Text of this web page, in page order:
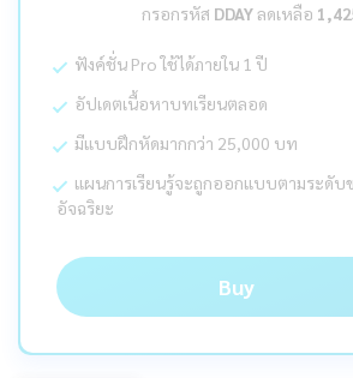
กรอกรหัส DDAYลดเหลือ
ฟังค์ชั่น Pro ใช้ได้ภายใน 1 ปี
อัปเดตเนื้อหาบทเรียนตลอด
มีแบบฝึกหัดมากกว่า 25,000 บท
แผนการเรียนรู้จะถูกออกแบบตามระดับ
อัจฉริยะ
Buy